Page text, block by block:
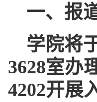
一、 报
学院将
3628室办
4202开展